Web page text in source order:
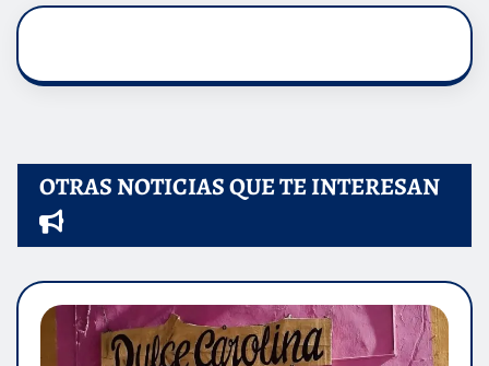
OTRAS NOTICIAS QUE TE INTERESAN